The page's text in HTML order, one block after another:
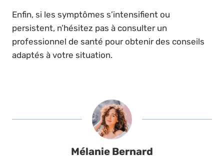
Enfin, si les symptômes s’intensifient ou
persistent, n’hésitez pas à consulter un
professionnel de santé pour obtenir des conseils
adaptés à votre situation.
Mélanie Bernard